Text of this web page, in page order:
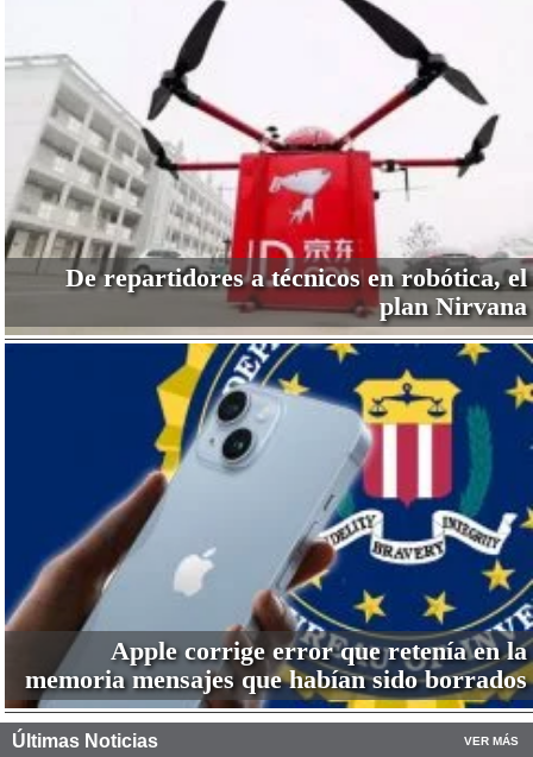
De repartidores a técnicos en robótica, el
plan Nirvana
Apple corrige error que retenía en la
memoria mensajes que habían sido borrados
Últimas Noticias VER MÁS